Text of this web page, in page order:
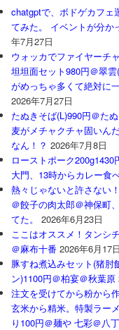
chatgptで、ボドゲカフェ
てみた。 イベントが分か
年7月27日
ウォッカでファイヤーチ
坦坦面セット980円＠翠
がめっちゃ多くて絶対に
2026年7月27日
たぬきそば(L)990円＠た
麦がメチャクチャ固いん
なん！？ 2026年7月8日
ローストポーク
大門、13時からカレー食
熱々じゃないと許さない
＠餃子の肉太郎＠神保町
てた。
2026年6月23日
ここはオススメ！タンシ
＠麻布十番 2026年6月17日
豚すね煮込みセット(猪肘
ン)1100円＠柏宴＠秋葉原
注文を受けてから粉から
玄米から精米。特製ラー
り100円＠麺や 七彩＠八